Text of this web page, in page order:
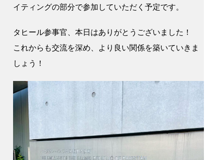
イティングの部分で参加していただく予定です。
タヒール参事官、本日はありがとうございました！
これからも交流を深め、より良い関係を築いていきま
しょう！